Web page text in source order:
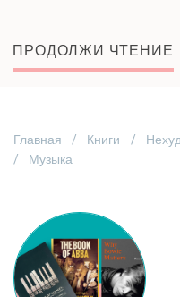
ПРОДОЛЖИ ЧТЕНИЕ
Главная Книги
Музыка